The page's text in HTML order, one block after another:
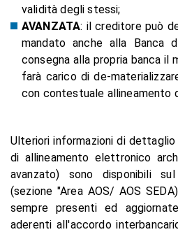
validità degli stessi;
AVANZATA: il creditore può
mandato anche alla Banca
consegna alla propria banca il
farà carico di de-
con contestuale allineamento
Ulteriori informazioni di
di allineamento elettronico
avanzato) sono disponibili
(sezione "Area AOS/ AOS
sempre presenti ed
aderenti all'accordo